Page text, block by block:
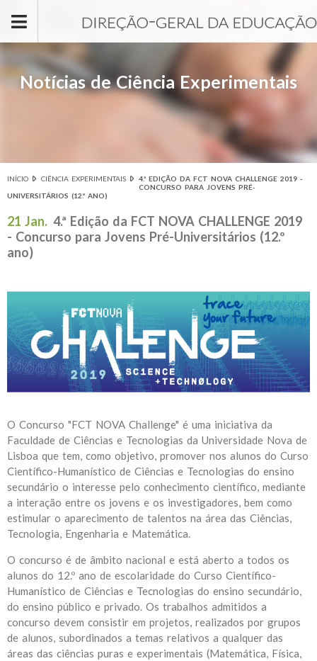
Notícias de Ciência Experimentais
Está aqui
INÍCIO CIÊNCIA EXPERIMENTAIS
4.ª EDIÇÃO DA FCT NOVA CHALLENGE 2019 -
CONCURSO PARA JOVENS PRÉ-
UNIVERSITÁRIOS (12.º ANO)
21 Jan. 4.ª Edição da FCT NOVA CHALLENGE 2019
- Concurso para Jovens Pré-Universitários (12.º
ano)
O Concurso "FCT NOVA Challenge" é uma iniciativa da
Faculdade de Ciências e Tecnologias da Universidade Nova de
Lisboa que tem, como objetivo, promover nos alunos do Curso
Científico-Humanístico de Ciências e Tecnologias do ensino
secundário o interesse pelo conhecimento científico, mediante
a interação entre os jovens e os investigadores, bem como
estimular o aparecimento de talentos na área das Ciências,
Tecnologia, Engenharia e Matemática.
O concurso é de âmbito nacional e está aberto a todos os
alunos do 12.º ano de escolaridade do Curso Científico-
Humanístico de Ciências e Tecnologias do ensino secundário,
do ensino público e privado. Os trabalhos admitidos a
concurso devem consistir em projetos, realizados por grupos
de alunos, subordinados a temas relativos a qualquer das
áreas das ciências puras e experimentais (Matemática, Física,